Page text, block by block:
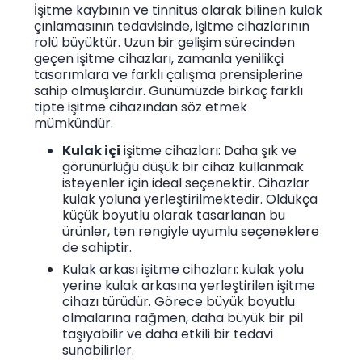
İşitme kaybının ve tinnitus olarak bilinen kulak
çınlamasının tedavisinde, işitme cihazlarının
rolü büyüktür. Uzun bir gelişim sürecinden
geçen işitme cihazları, zamanla yenilikçi
tasarımlara ve farklı çalışma prensiplerine
sahip olmuşlardır. Günümüzde birkaç farklı
tipte işitme cihazından söz etmek
mümkündür.
Kulak içi işitme cihazları: Daha şık ve
görünürlüğü düşük bir cihaz kullanmak
isteyenler için ideal seçenektir. Cihazlar
kulak yoluna yerleştirilmektedir. Oldukça
küçük boyutlu olarak tasarlanan bu
ürünler, ten rengiyle uyumlu seçeneklere
de sahiptir.
Kulak arkası işitme cihazları: kulak yolu
yerine kulak arkasına yerleştirilen işitme
cihazı türüdür. Görece büyük boyutlu
olmalarına rağmen, daha büyük bir pil
taşıyabilir ve daha etkili bir tedavi
sunabilirler.